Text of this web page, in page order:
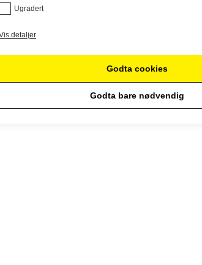
Ugradert
detaljer
Godta cookies
Godta bare nødvendig